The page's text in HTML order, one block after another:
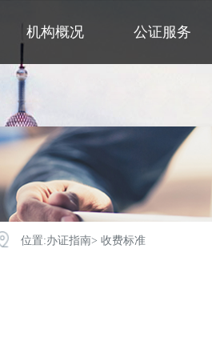
机构概况 公证服务
位置:办证指南> 收费标准